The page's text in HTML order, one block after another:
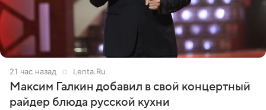
21 час назад Lenta.Ru
Максим Галкин добавил в свой концертный
райдер блюда русской кухни